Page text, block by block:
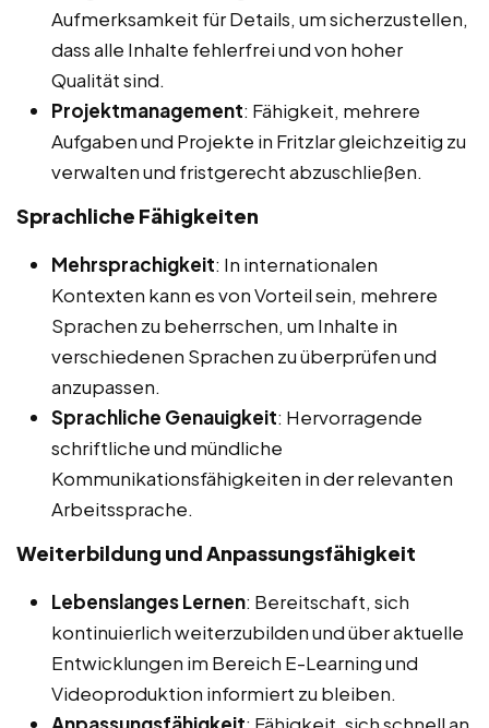
Aufmerksamkeit für Details, um sicherzustellen,
dass alle Inhalte fehlerfrei und von hoher
Qualität sind.
Projektmanagement: Fähigkeit, mehrere
Aufgaben und Projekte in Fritzlar gleichzeitig zu
verwalten und fristgerecht abzuschließen.
Sprachliche Fähigkeiten
Mehrsprachigkeit: In internationalen
Kontexten kann es von Vorteil sein, mehrere
Sprachen zu beherrschen, um Inhalte in
verschiedenen Sprachen zu überprüfen und
anzupassen.
Sprachliche Genauigkeit: Hervorragende
schriftliche und mündliche
Kommunikationsfähigkeiten in der relevanten
Arbeitssprache.
Weiterbildung und Anpassungsfähigkeit
Lebenslanges Lernen: Bereitschaft, sich
kontinuierlich weiterzubilden und über aktuelle
Entwicklungen im Bereich E-Learning und
Videoproduktion informiert zu bleiben.